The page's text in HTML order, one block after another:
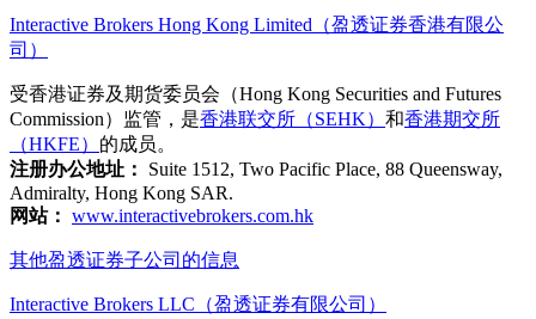
Interactive Brokers Hong Kong Limited（盈透证券香港有限公
司）
受香港证券及期货委员会（Hong Kong Securities and Futures
Commission）监管，是香港联交所（SEHK） 和香港期交所
（HKFE） 的成员。
注册办公地址：
Suite 1512, Two Pacific Place, 88 Queensway,
Admiralty, Hong Kong SAR.
网站： www.interactivebrokers.com.hk
其他盈透证券子公司的信息
Interactive Brokers LLC（盈透证券有限公司）